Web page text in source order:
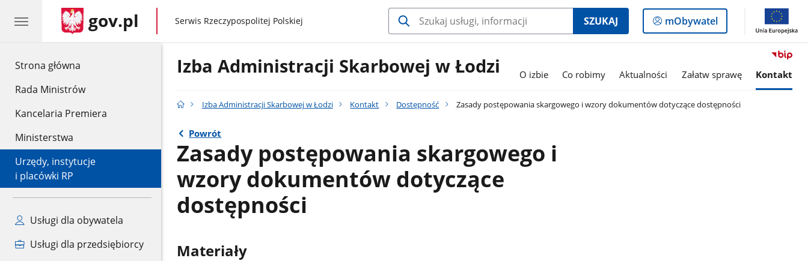
Strona główna
Rada Ministrów
Kancelaria Premiera
Ministerstwa
Urzędy, instytucje
i placówki RP
Usługi dla obywatela
Usługi dla przedsiębiorcy
gov.pl gov.pl
Serwis Rzeczypospolitej Polskiej SZUKAJ
Logowanie
do
mObywatel
Izba Administracji Skarbowej w Łodzi O izbie Co robimy Aktualności Załatw sprawę Kontakt
Izba Administracji Skarbowej w Łodzi Kontakt Dostępność Zasady postępowania skargowego i wzory dokumentów dotyczące dostępności
Powrót
Zasady postępowania skargowego i
wzory dokumentów dotyczące
dostępności
Materiały